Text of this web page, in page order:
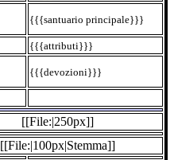
{{{santuario principale}}}
{{{attributi}}}
{{{devozioni}}}
[[File:|250px]]
[[File:|100px|Stemma]]